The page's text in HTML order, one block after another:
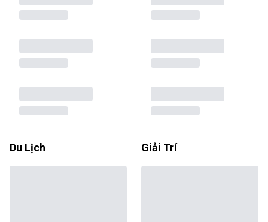
Du Lịch Giải Trí